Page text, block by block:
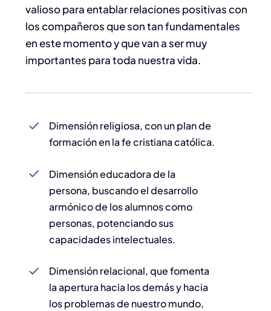
valioso para entablar relaciones positivascon
los compañeros que son tan fundamentales
en este momento y que van a ser muy
importantes para toda nuestra vida.
Dimensión religiosa, con un plan de
formación en la fe cristiana católica.
Dimensión educadora de la
persona, buscando el desarrollo
armónico de los alumnos como
personas, potenciando sus
capacidades intelectuales.
Dimensión relacional, que fomenta
la apertura hacia los demás y hacia
los problemas de nuestro mundo,